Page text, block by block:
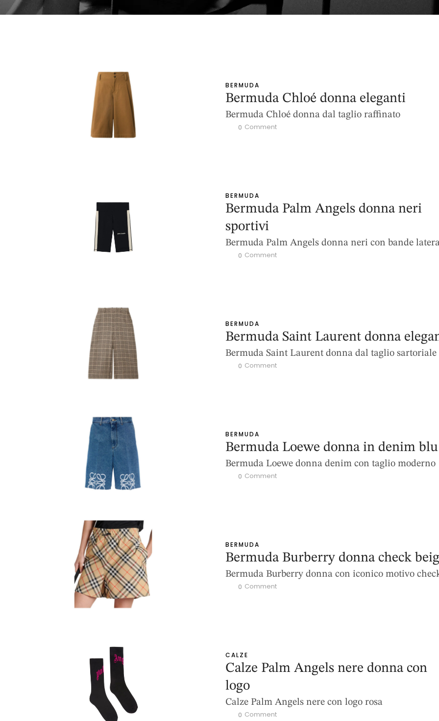
BERMUDA
Bermuda Chloé donna eleganti
Bermuda Chloé donna dal taglio raffinato
0 Comment
BERMUDA
Bermuda Palm Angels donna neri
sportivi
Bermuda Palm Angels donna neri con bande
0 Comment
BERMUDA
Bermuda Saint Laurent donna
Bermuda Saint Laurent donna dal taglio sartoriale
0 Comment
BERMUDA
Bermuda Loewe donna in denim blu
Bermuda Loewe donna denim con taglio moderno
0 Comment
BERMUDA
Bermuda Burberry donna check
Bermuda Burberry donna con iconico motivo
0 Comment
CALZE
Calze Palm Angels nere donna con
logo
Calze Palm Angels nere con logo rosa
0 Comment